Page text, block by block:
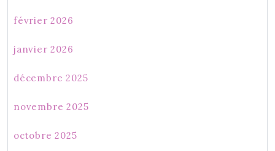
février 2026
janvier 2026
décembre 2025
novembre 2025
octobre 2025